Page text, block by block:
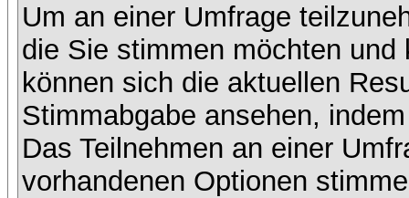
Um an einer Umfrage
die Sie stimmen möchten
können sich die aktuellen
Stimmabgabe ansehen,
Das Teilnehmen an einer
vorhandenen Optionen